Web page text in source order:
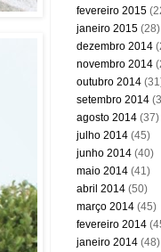
fevereiro 2015
janeiro 2015 (28)
dezembro 2014
novembro 2014
outubro 2014
setembro 2014
agosto 2014 (37)
julho 2014 (45)
junho 2014 (40)
maio 2014 (41)
abril 2014 (50)
março 2014 (45)
fevereiro 2014
janeiro 2014 (48)